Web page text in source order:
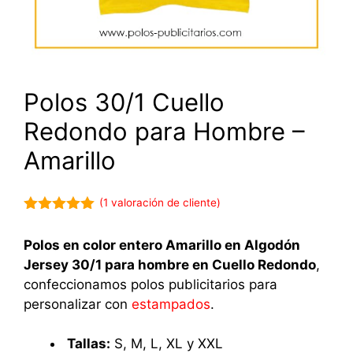
Polos 30/1 Cuello
Redondo para Hombre –
Amarillo
(1 valoración de cliente)
Polos en color entero Amarillo en Algodón
Jersey 30/1 para hombre en Cuello Redondo,
confeccionamos polos publicitarios para
personalizar con estampados.
Tallas: S, M, L, XL y XXL